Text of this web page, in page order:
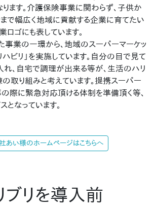
ります。介護保険事業に関わらず、子供か
で幅広く地域に貢献する企業に育てたい
ロゴにも表しています。
事業の一環から、地域のスーパーマーケッ
ハビリ」を実施しています。自分の目で見て
、自宅で調理が出来る等が、生活のハリ
取り組みと考えています。提携スーパー
の際に緊急対応頂ける体制を準備頂く等、
となっています。
あい様のホームページはこちらへ
ブリを導入前